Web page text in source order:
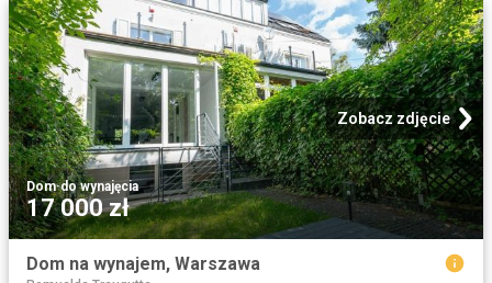
Zobacz zdjęcie
Dom·do wynajęcia
17 000 zł
Dom na wynajem, Warszawa